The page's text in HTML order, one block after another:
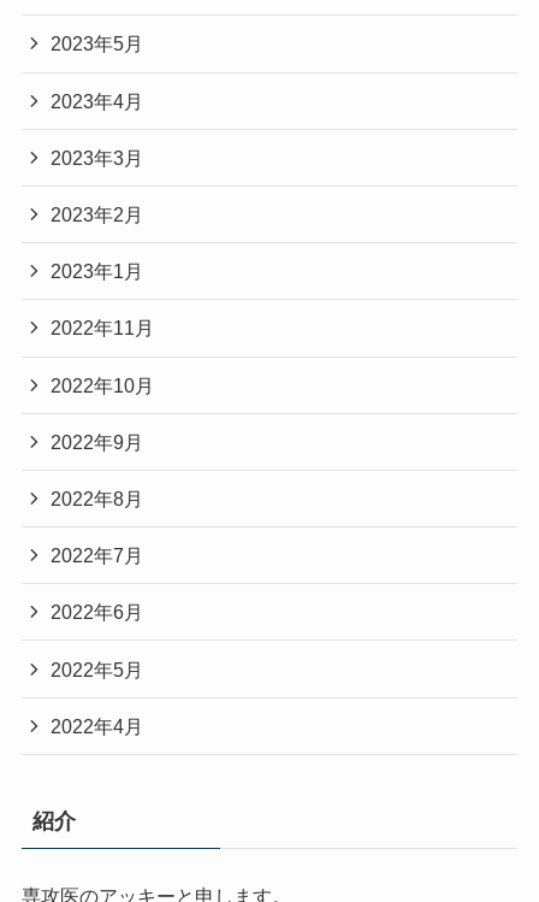
2023年5月
2023年4月
2023年3月
2023年2月
2023年1月
2022年11月
2022年10月
2022年9月
2022年8月
2022年7月
2022年6月
2022年5月
2022年4月
紹介
専攻医のアッキーと申します。